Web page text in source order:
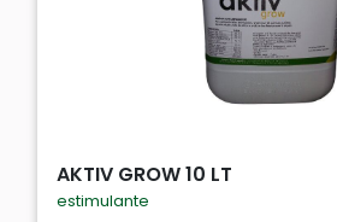
AKTIV GROW 10 LT
estimulante